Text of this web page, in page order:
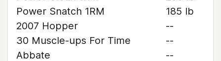
Power Snatch 1RM
185 lb
2007 Hopper
--
30 Muscle-ups For Time
--
Abbate
--